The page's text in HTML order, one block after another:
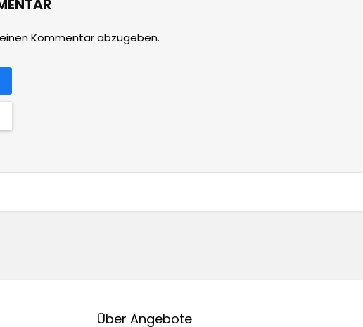
Kommentar abzugeben.
Über Angebote